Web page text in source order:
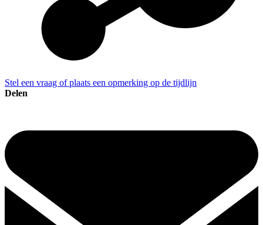
Stel een vraag of plaats een opmerking op de tijdlijn
Delen